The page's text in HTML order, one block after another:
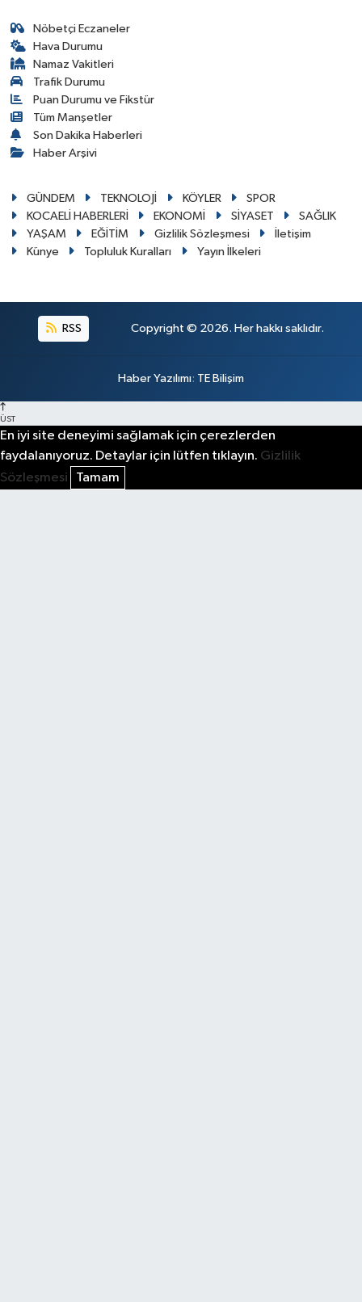
Nöbetçi Eczaneler
Hava Durumu
Namaz Vakitleri
Trafik Durumu
Puan Durumu ve Fikstür
Tüm Manşetler
Son Dakika Haberleri
Haber Arşivi
GÜNDEM TEKNOLOJİ KÖYLER
SPOR
KOCAELİ HABERLERİ
EKONOMİ SİYASET
SAĞLIK
YAŞAM
EĞİTİM Gizlilik Sözleşmesi
İletişim
Künye
Topluluk Kuralları Yayın İlkeleri
RSS Copyright © 2026. Her hakkı saklıdır.
Haber Yazılımı: TE Bilişim
ÜST
En iyi site deneyimi sağlamak için çerezlerden
faydalanıyoruz. Detaylar için lütfen tıklayın. Gizlilik
Sözleşmesi
Tamam